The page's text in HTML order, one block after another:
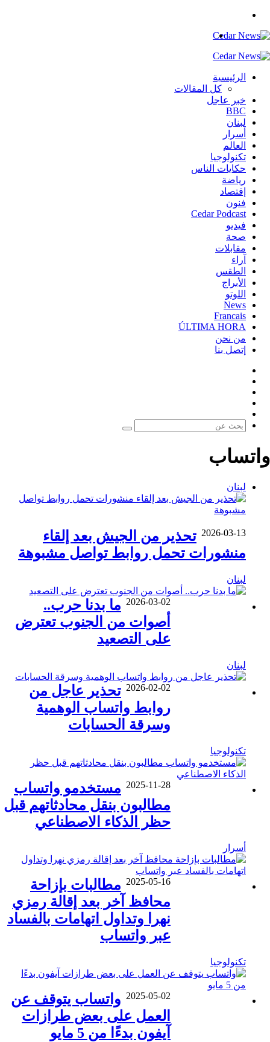
القائمة
الرئيسية
كل المقالات
خبر عاجل
BBC
لبنان
أسرار
العالم
تكنولوجيا
حكايات الناس
رياضة
إقتصاد
فنون
Cedar Podcast
فيديو
صحة
مقابلات
آراء
الطقس
الأبراج
اللوتو
News
Francais
ÚLTIMA HORA
من نحن
إتصل بنا
بحث
واتساب
لبنان
2026-03-13 تحذير من الجيش بعد إلقاء
منشورات تحمل روابط تواصل مشبوهة
لبنان
2026-03-02 ما بدنا حرب..
أصوات من الجنوب تعترض
على التصعيد
لبنان
2026-02-02 تحذير عاجل من
روابط واتساب الوهمية
وسرقة الحسابات
تكنولوجيا
2025-11-28 مستخدمو واتساب
مطالبون بنقل محادثاتهم قبل
حظر الذكاء الاصطناعي
أسرار
2025-05-16 مطالبات بإزاحة
محافظ آخر بعد إقالة رمزي
نهرا وتداول اتهامات بالفساد
عبر واتساب
تكنولوجيا
2025-05-02 واتساب يتوقف عن
العمل على بعض طرازات
آيفون بدءًا من 5 مايو